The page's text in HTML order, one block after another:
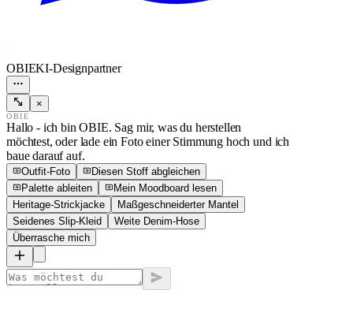
OBIEKI-Designpartner
×
OBIE
Hallo - ich bin OBIE. Sag mir, was du herstellen
möchtest, oder lade ein Foto einer Stimmung hoch und ich
baue darauf auf.
Outfit-Foto
Diesen Stoff abgleichen
Palette ableiten
Mein Moodboard lesen
Heritage-Strickjacke
Maßgeschneiderter Mantel
Seidenes Slip-Kleid
Weite Denim-Hose
Überrasche mich